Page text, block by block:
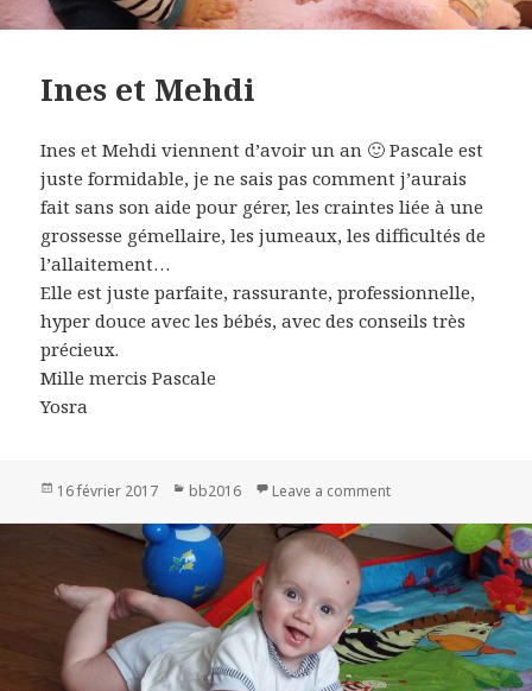
Ines et Mehdi
Ines et Mehdi viennent d’avoir un an 🙂 Pascale est
juste formidable, je ne sais pas comment j’aurais
fait sans son aide pour gérer, les craintes liée à une
grossesse gémellaire, les jumeaux, les difficultés de
l’allaitement…
Elle est juste parfaite, rassurante, professionnelle,
hyper douce avec les bébés, avec des conseils très
précieux.
Mille mercis Pascale
Yosra
Publié
16 février 2017 Catégories
bb2016 Leave a comment